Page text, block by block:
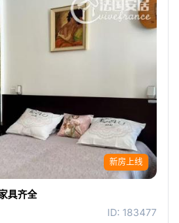
新房上线
具齐全
ID: 183477